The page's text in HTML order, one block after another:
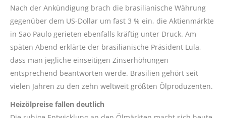
Nach der Ankündigung brach die brasilianische Währung
gegenüber dem US-Dollar um fast 3 % ein, die Aktienmärkte
in Sao Paulo gerieten ebenfalls kräftig unter Druck. Am
späten Abend erklärte der brasilianische Präsident Lula,
dass man jegliche einseitigen Zinserhöhungen
entsprechend beantworten werde. Brasilien gehört seit
vielen Jahren zu den zehn weltweit größten Ölproduzenten.
Heizölpreise fallen deutlich